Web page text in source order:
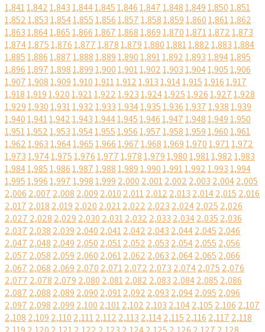
1,8411,8421,8431,8441,8451,8461,8471,8481,8491,8501,851
1,8521,8531,8541,8551,8561,8571,8581,8591,8601,8611,862
1,8631,8641,8651,8661,8671,8681,8691,8701,8711,8721,873
1,8741,8751,8761,8771,8781,8791,8801,8811,8821,8831,884
1,8851,8861,8871,8881,8891,8901,8911,8921,8931,8941,895
1,8961,8971,8981,8991,9001,9011,9021,9031,9041,9051,906
1,9071,9081,9091,9101,9111,9121,9131,9141,9151,9161,917
1,9181,9191,9201,9211,9221,9231,9241,9251,9261,9271,928
1,9291,9301,9311,9321,9331,9341,9351,9361,9371,9381,939
1,9401,9411,9421,9431,9441,9451,9461,9471,9481,9491,950
1,9511,9521,9531,9541,9551,9561,9571,9581,9591,9601,961
1,9621,9631,9641,9651,9661,9671,9681,9691,9701,9711,972
1,9731,9741,9751,9761,9771,9781,9791,9801,9811,9821,983
1,9841,9851,9861,9871,9881,9891,9901,9911,9921,9931,994
1,9951,9961,9971,9981,999 2,000 2,0012,002 2,003 2,0042,005
2,006 2,007 2,008 2,009 2,010 2,0112,012 2,013 2,0142,015 2,016
2,017 2,018 2,019 2,020 2,0212,022 2,023 2,0242,025 2,026
2,027 2,028 2,029 2,030 2,0312,032 2,033 2,0342,035 2,036
2,037 2,038 2,039 2,040 2,0412,042 2,043 2,0442,045 2,046
2,047 2,048 2,049 2,050 2,0512,052 2,053 2,0542,055 2,056
2,057 2,058 2,059 2,060 2,0612,062 2,063 2,0642,065 2,066
2,067 2,068 2,069 2,070 2,0712,072 2,073 2,0742,075 2,076
2,077 2,078 2,079 2,080 2,0812,082 2,083 2,0842,085 2,086
2,087 2,088 2,089 2,090 2,0912,092 2,093 2,0942,095 2,096
2,097 2,098 2,099 2,100 2,1012,102 2,103 2,1042,105 2,106 2,107
2,108 2,109 2,110 2,1112,112 2,113 2,1142,115 2,116 2,117 2,118